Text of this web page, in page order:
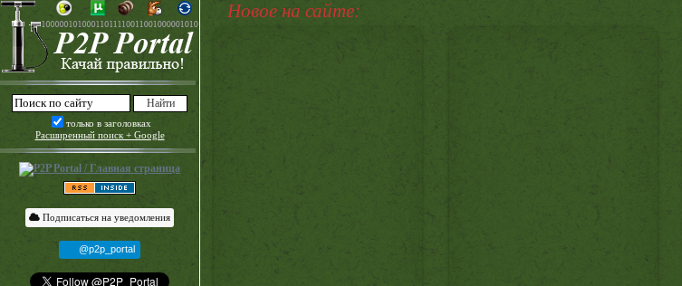
только в заголовках
Расширенный поиск + Google
Подписаться на уведомления
@p2p_portal
Новое на сайте: